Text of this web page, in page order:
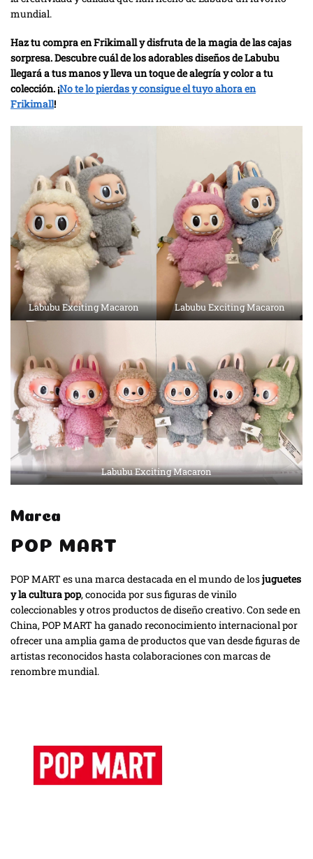
mundial.
Haz tu compra en Frikimall y disfruta de la magia de las cajas
sorpresa. Descubre cuál de los adorables diseños de Labubu
llegará a tus manos y lleva un toque de alegría y color a tu
colección. ¡No te lo pierdas y consigue el tuyo ahora en
Frikimall!
Labubu Exciting Macaron Labubu Exciting Macaron
Labubu Exciting Macaron
Marca
POP MART
POP MART es una marca destacada en el mundo de losjuguetes
y la cultura pop, conocida por sus figuras de vinilo
coleccionables y otros productos de diseño creativo. Con sede en
China, POP MART ha ganado reconocimiento internacional por
ofrecer una amplia gama de productos que van desde figuras de
artistas reconocidos hasta colaboraciones con marcas de
renombre mundial.